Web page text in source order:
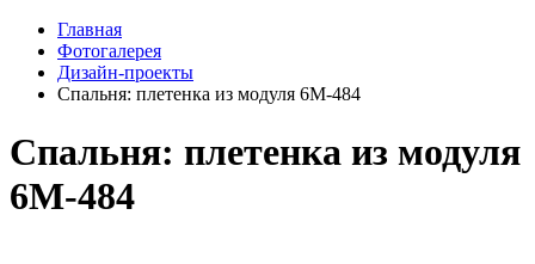
Главная
Фотогалерея
Дизайн-проекты
Спальня: плетенка из модуля 6М-484
Спальня: плетенка из модуля
6М-484